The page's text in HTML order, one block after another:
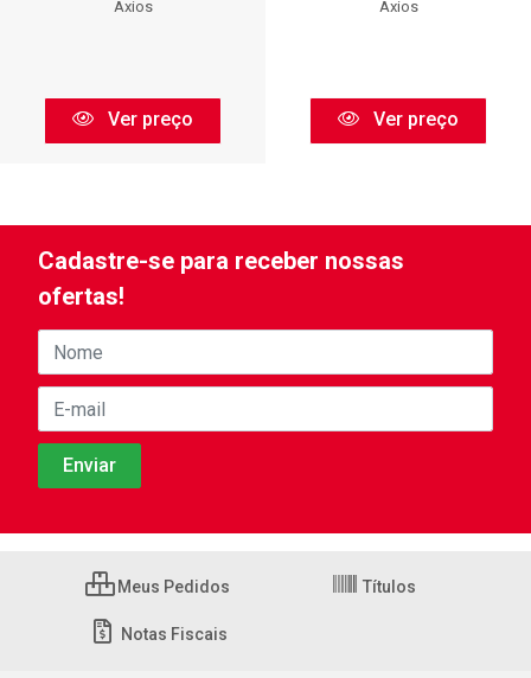
Axios
Ver preço
Axios
Ver preço
Cadastre-se para receber nossas
ofertas!
Meus Pedidos Títulos
Notas Fiscais